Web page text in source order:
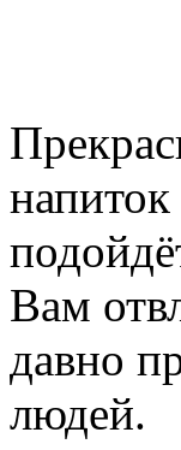
Вам
давно
людей.